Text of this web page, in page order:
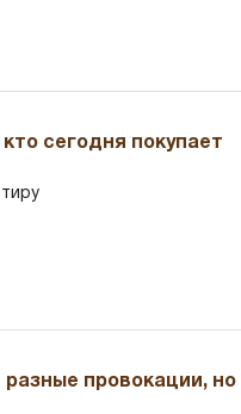
сегодня покупает
разные провокации, но